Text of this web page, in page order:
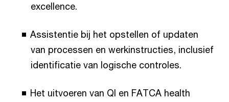
excellence.
Assistentie bij het opstellen of updaten
van processen en werkinstructies, inclusief
identificatie van logische controles.
Het uitvoeren van QI en FATCA health